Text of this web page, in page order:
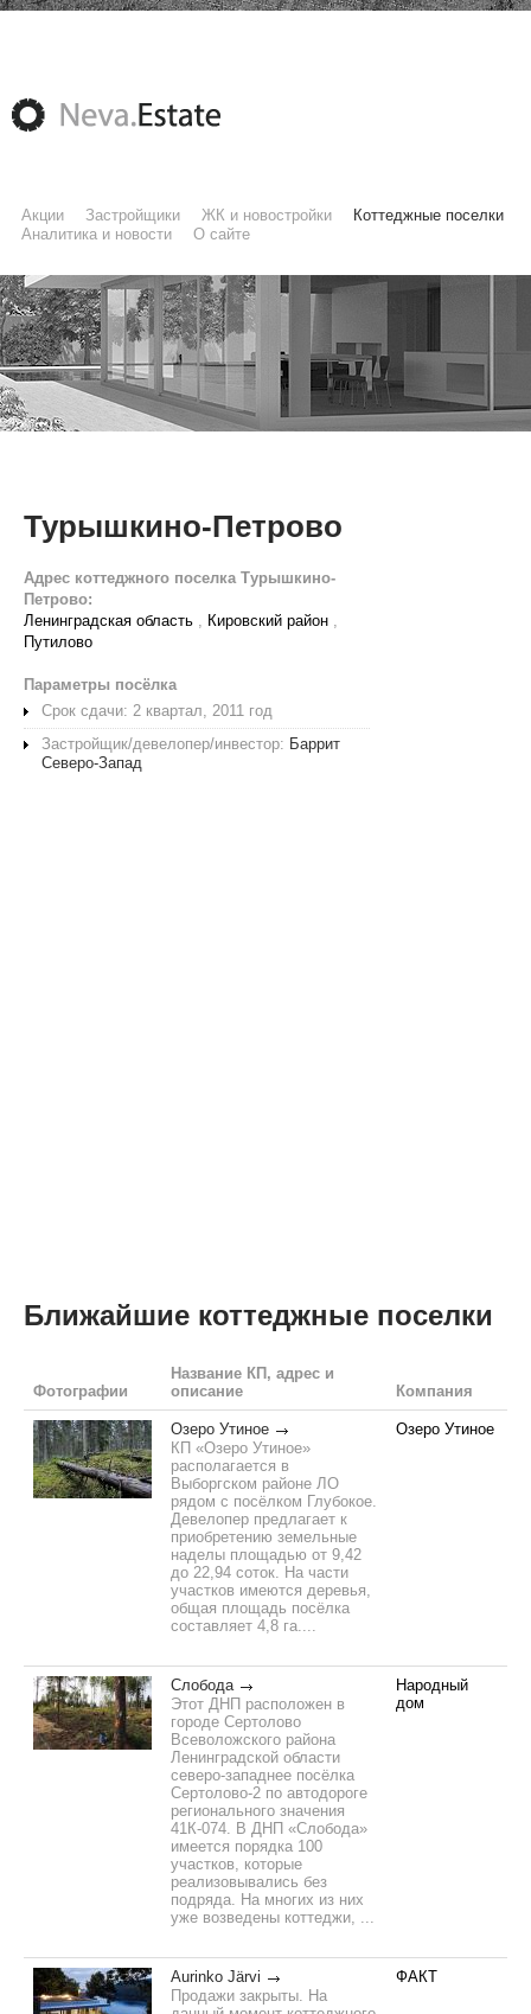
Акции Застройщики ЖК и новостройки
Коттеджные поселки
Аналитика и новости
О сайте
Турышкино-Петрово
Адрес коттеджного поселка Турышкино-
Петрово:
Ленинградская область , Кировский район ,
Путилово
Параметры посёлка
Срок сдачи: 2 квартал, 2011 год
Застройщик/девелопер/инвестор: Баррит
Северо-Запад
Ближайшие коттеджные поселки
Фотографии
Название КП, адрес и
описание
Компания
Озеро Утиное
КП «Озеро Утиное»
располагается в
Выборгском районе ЛО
рядом с посёлком Глубокое.
Девелопер предлагает к
приобретению земельные
наделы площадью от 9,42
до 22,94 соток. На части
участков имеются деревья,
общая площадь посёлка
составляет 4,8 га....
Озеро Утиное
Слобода
Этот ДНП расположен в
городе Сертолово
Всеволожского района
Ленинградской области
северо-западнее посёлка
Сертолово-2 по автодороге
регионального значения
41К-074. В ДНП «Слобода»
имеется порядка 100
участков, которые
реализовывались без
подряда. На многих из них
уже возведены коттеджи, ...
Народный
дом
Aurinko Järvi
Продажи закрыты. На
ФАКТ